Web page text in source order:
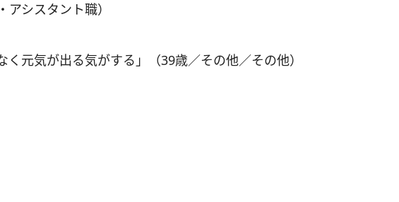
シスタント職）
く元気が出る気がする」（39歳／その他／その他）